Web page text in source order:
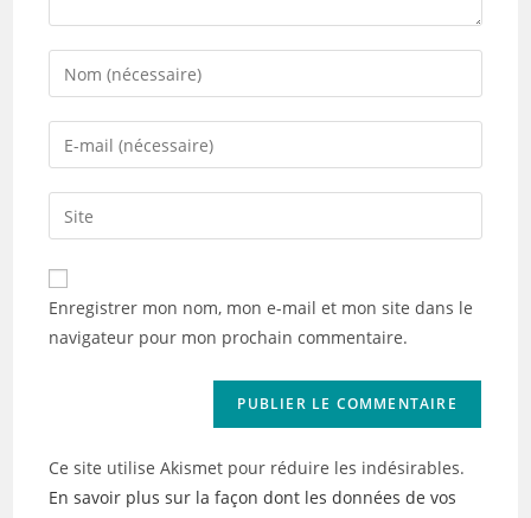
Enter
your
name
comment
Enter
your
email
address
comment
Saisir
l’URL
de
votre
(facultatif)
Enregistrer mon nom, mon e-mail et mon site dans le
navigateur pour mon prochain commentaire.
Ce site utilise Akismet pour réduire les indésirables.
En savoir plus sur la façon dont les données de vos